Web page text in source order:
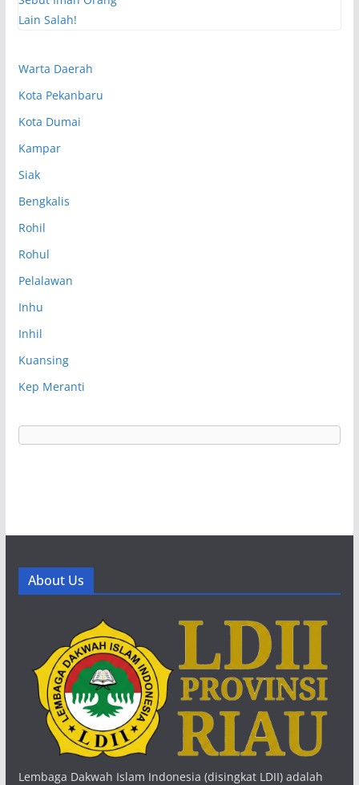
Warta Daerah
Kota Pekanbaru
Kota Dumai
Kampar
Siak
Bengkalis
Rohil
Rohul
Pelalawan
Inhu
Inhil
Kuansing
Kep Meranti
About Us
Lembaga Dakwah Islam Indonesia (disingkat LDII) adalah